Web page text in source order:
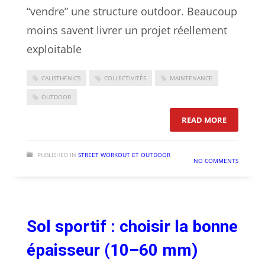
“vendre” une structure outdoor. Beaucoup
moins savent livrer un projet réellement
exploitable
CALISTHENICS COLLECTIVITÉS MAINTENANCE
OUTDOOR
READ MORE: QUELS
PUBLISHED IN STREET WORKOUT ET OUTDOOR
NO COMMENTS
Sol sportif : choisir la bonne
épaisseur (10–60 mm)